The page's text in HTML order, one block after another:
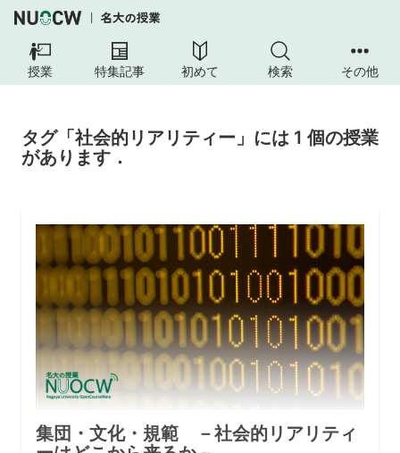
授業 特集記事 初めて 検索 その他
タグ「社会的リアリティー」には 1 個の授業
があります．
集団・文化・規範 －社会的リアリティ